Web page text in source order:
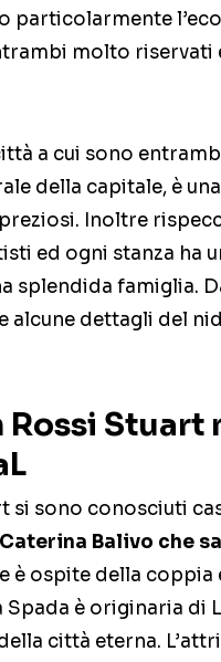
particolarmente
molto riservati
a cui sono
della capitale, è
Inoltre
ed ogni stanza ha
splendida famiglia.
dettagli del
Rossi Stuart
si sono conosciuti
Caterina Balivo che
è ospite della coppia
Spada è originaria di
città eterna.